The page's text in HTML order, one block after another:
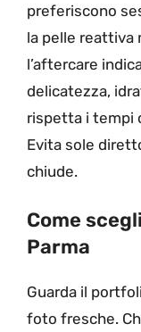
preferiscono
la pelle reattiva
l’aftercare
delicatezza,
rispetta i tempi
Evita sole
chiude.
Come
Parma
Guarda il
foto fresche.